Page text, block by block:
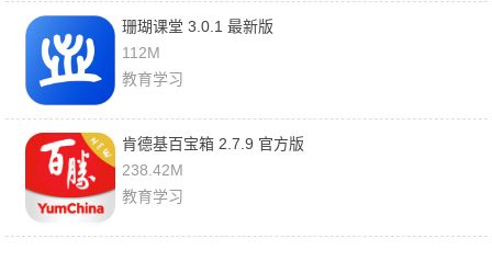
珊瑚课堂 3.0.1 最新版
112M
教育学习
肯德基百宝箱 2.7.9 官方版
238.42M
教育学习